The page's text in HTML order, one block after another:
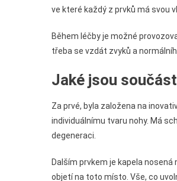
ve které každý z prvků má svou
Během léčby je možné
třeba se vzdát zvyků a
Jaké jsou
Za prvé, byla založena na
individuálnímu tvaru nohy. Má
degeneraci.
Dalším prvkem je kapela
objetí na toto místo. Vše, co